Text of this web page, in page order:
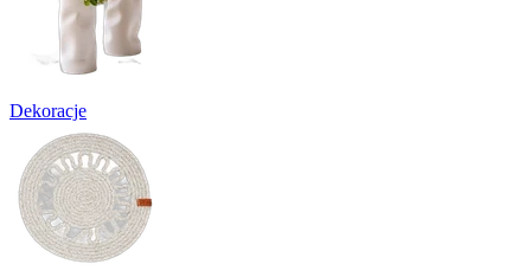
Dekoracje